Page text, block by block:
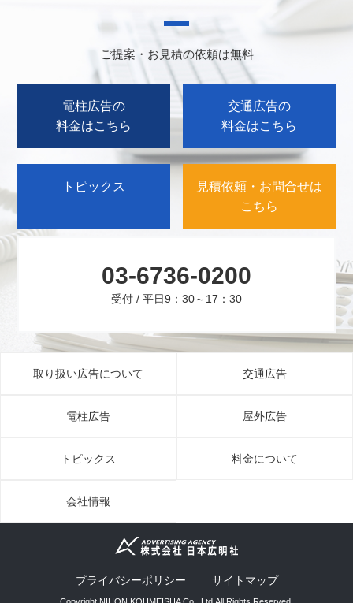
ご提案・お見積の依頼は無料
電柱広告の
料金はこちら
交通広告の
料金はこちら
トピックス
見積依頼・お問合せは
こちら
03-6736-0200
受付 / 平日9：30～17：30
取り扱い広告について 交通広告
電柱広告 屋外広告
トピックス 料金について
会社情報
プライバシーポリシー サイトマップ